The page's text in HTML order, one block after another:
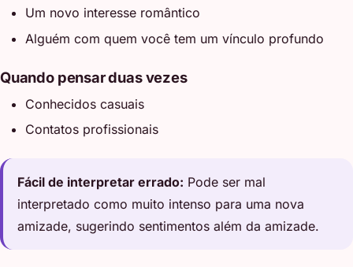
Um novo interesse romântico
Alguém com quem você tem um vínculo profundo
Quando pensar duas vezes
Conhecidos casuais
Contatos profissionais
Fácil de interpretar errado: Pode ser mal
interpretado como muito intenso para uma nova
amizade, sugerindo sentimentos além da amizade.